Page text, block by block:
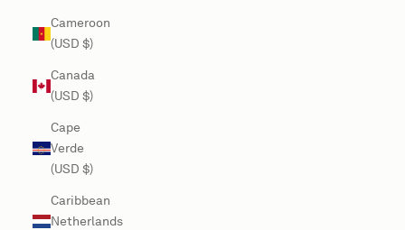
Cameroon
(USD $)
Canada
(USD $)
Cape
Verde
(USD $)
Caribbean
Netherlands